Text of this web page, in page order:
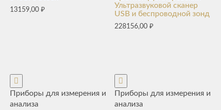
13159,00 ₽
Ультразвуковой сканер
USB и беспроводной зонд
228156,00₽
Приборы для измерения и
анализа
Приборы для измерения и
анализа